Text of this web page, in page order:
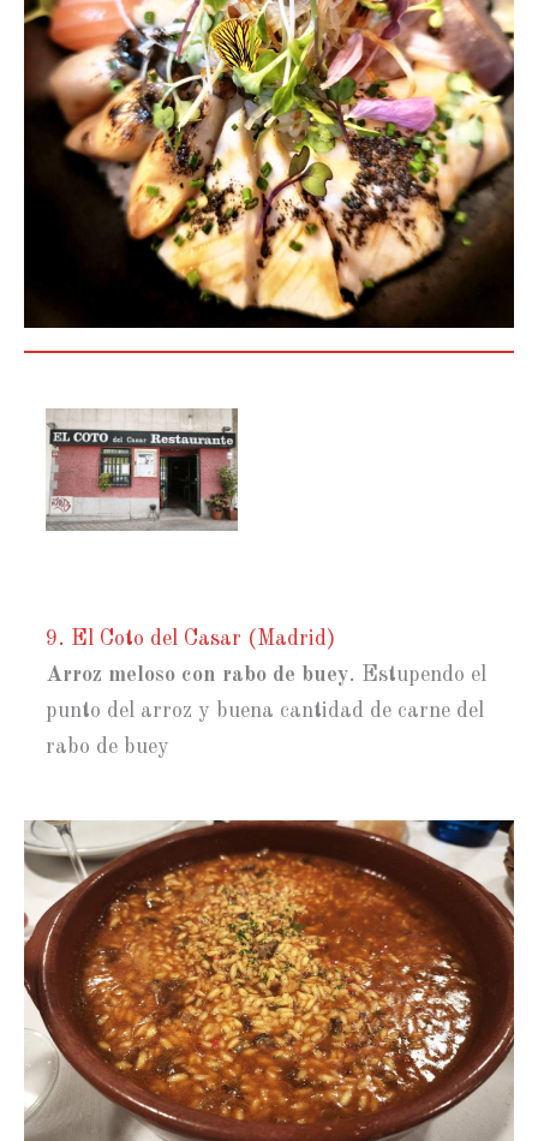
9. El Coto del Casar (Madrid)
Arroz meloso con rabo de buey. Estupendo el
punto del arroz y buena cantidad de carne del
rabo de buey